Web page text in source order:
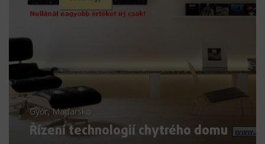
Győr, Maďarsko
Řízení technologií chytrého domu